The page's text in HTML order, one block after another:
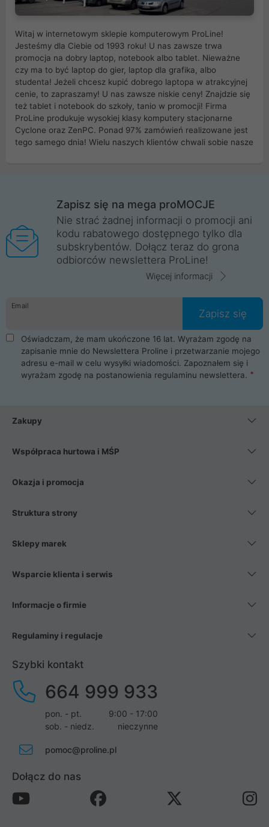
Witaj w internetowym sklepie komputerowym ProLine!
Jesteśmy dla Ciebie od 1993 roku! U nas zawsze trwa
promocja na dobry laptop, notebook albo tablet. Nieważne
czy ma to być laptop do gier, laptop dla grafika, albo
studenta! Jeżeli chcesz kupić dobrego laptopa w atrakcyjnej
cenie, to zapraszamy! U nas zawsze niskie ceny! Znajdzie się
też tablet i notebook do szkoły, tanio w promocji! Firma
ProLine produkuje wysokiej klasy komputery stacjonarne
Cyclone oraz ZenPC. Ponad 97% zamówień realizowane jest
tego samego dnia! Wielu naszych klientów chwali sobie nasze
Wrocław, Poznań, Legnica, Katowice, Gliwice, Kalisz, Bytom,
Trzebnica, Opole. Szybka i profesjonalna obsługa!
ProLine to polska firma ze 100% polskim kapitałem. Działamy
legalnie i płacimy podatki w naszym kraju! Posiadamy siedzibę
główną w Mirkowie oraz salony na terenie kraju. Cała
komunikacja ze sklepem komputerowym ProLine jest
danych osobowych. Dlatego zakup notebooka albo laptopa w
ProLine to czysta przyjemność i pełne bezpieczeństwo.
Zaopatrzysz się u nas w akcesoria i części komputerowe
takie jak procesory, karty graficzne, płyty główne, pamięci,
dyski SSD, M.2 oraz HDD. Nasi pracownicy pomogą Ci wybrać
najlepszy zasilacz komputerowy oraz obudowę do komputera.
Poza komputerami mamy również najlepsze na rynku
Smartfony takich producentów jak Xiaomi, Apple, Samsung i
wentylatory. Na koniec mając już to wszystko, możesz
Zapisz się na mega proMOCJE
Nie strać żadnej informacji o promocji ani
kodu rabatowego dostępnego tylko dla
subskrybentów. Dołącz teraz do grona
odbiorców newslettera ProLine!
Więcej informacji
Email
Zapisz się
Oświadczam, że mam ukończone 16 lat. Wyrażam zgodę na
zapisanie mnie do Newslettera Proline i przetwarzanie mojego
adresu e-mail w celu wysyłki wiadomości. Zapoznałem się i
wyrażam zgodę na postanowienia regulaminu newslettera.
Zakupy
Współpraca hurtowa i MŚP
Okazja i promocja
Struktura strony
Sklepy marek
Wsparcie klienta i serwis
Informacje o firmie
Regulaminy i regulacje
Szybki kontakt
664 999 933
pon. - pt.
9:00 - 17:00
sob. - niedz.
nieczynne
pomoc@proline.pl
Dołącz do nas